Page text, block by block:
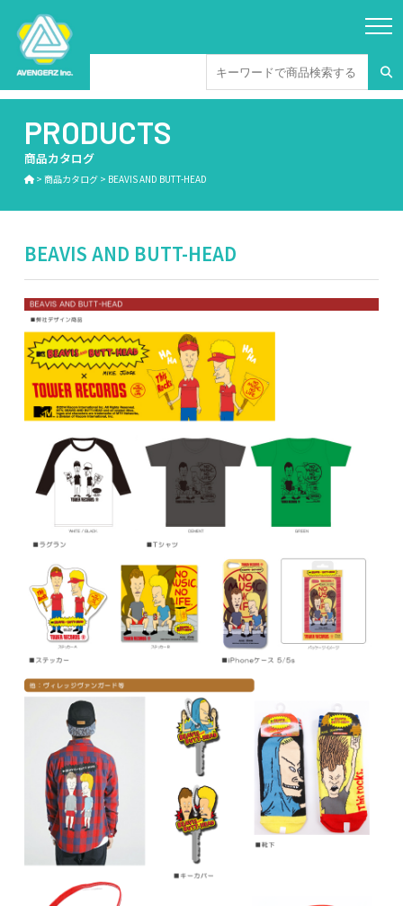
PRODUCTS
商品カタログ
> 商品カタログ> BEAVIS AND BUTT-HEAD
BEAVIS AND BUTT-HEAD